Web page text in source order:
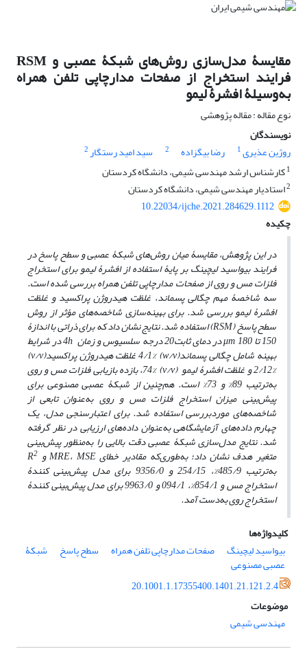
مقایسۀ مدل‌سازی روش‌های شبکۀ عصبی و RSM
فرایند استخراج از صفحات مدارچاپی تلفن همراه
به‌وسیلۀ افشرۀ لیمو
نوع مقاله : مقاله پژوهشی
نویسندگان
روژین عذیری1 رضا بیگزاده 2 سید امید رستگار2
1کارشناس ارشد مهندسی شیمی، دانشگاه کردستان
2استادیار مهندسی شیمی، دانشگاه کردستان
10.22034/ijche.2021.284629.1112
چکیده
در این پژوهش، مقایسۀ میان روش‌های شبکۀ عصبی و سطح پاسخ در
فرایند بیواسید لیچینگ بر پایۀ استفاده از افشرۀ لیمو برای استخراج
فلزات مس و روی از صفحات مدارچاپی تلفن همراه بررسی شده است.
سه شاخصۀ مهم چگالی پسماند، غلظت هیدروژن پراکسید و غلظت
افشرۀ لیمو بررسی شد. برای بهینه‌سازی شاخصه‌های مؤثر از روش
سطح پاسخ (RSM) استفاده شد. نتایج نشان داد که برای ذراتی با اندازۀ
150 تا μm180 در دمای ثابت20 درجه سلسیوس و زمان 4h در شرایط
بهینه شامل چگالی پسماند(w/v) 4/1% غلظت هیدروژن پراکسید (v/v)
2/12% و غلظت افشرۀ لیمو (v/v) 74%، بازده بازیابی فلزات مس و روی
به‌ترتیب 89% و 73% است. هم‌چنین از شبکۀ عصبی مصنوعی برای
پیش‌بینی میزان استخراج فلزات مس و روی به‌عنوان تابعی از
شاخصه‌های موردبررسی استفاده شد. برای اعتبارسنجی مدل، یک
چهارم داده‌های آزمایشگاهی به‌عنوان داده‌های ارزیابی در نظر گرفته
شد. نتایج مدل‌سازی شبکۀ عصبی دقت بالایی را به‌منظور پیش‌بینی
متغیر هدف نشان داد؛ به‌طوری‌که مقادیر خطای MRE، MSE و R2
به‌ترتیب 485/9%، 254/15 و 9356/0 برای مدل پیش‌بینی کنندۀ
استخراج مس و 854/1%، 094/1 و 9963/0 برای مدل پیش‌بینی کنندۀ
استخراج روی به‌دست آمد.
کلیدواژه‌ها
بیواسید لیچینگ
صفحات مدارچاپی تلفن همراه سطح پاسخ شبکۀ
عصبی مصنوعی
20.1001.1.17355400.1401.21.121.2.4
موضوعات
مهندسی شیمی